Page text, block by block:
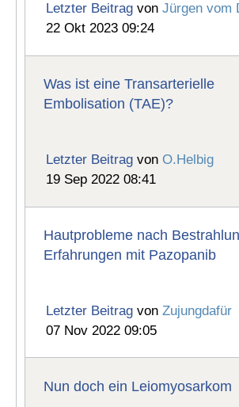
Letzter Beitrag vonJürgen vom
22 Okt 2023 09:24
Was ist eine Transarterielle
Embolisation (TAE)?
Letzter Beitrag vonO.Helbig
19 Sep 2022 08:41
Hautprobleme nach
Erfahrungen mit Pazopanib
Letzter Beitrag vonZujungdafür
07 Nov 2022 09:05
Nun doch ein Leiomyosarkom